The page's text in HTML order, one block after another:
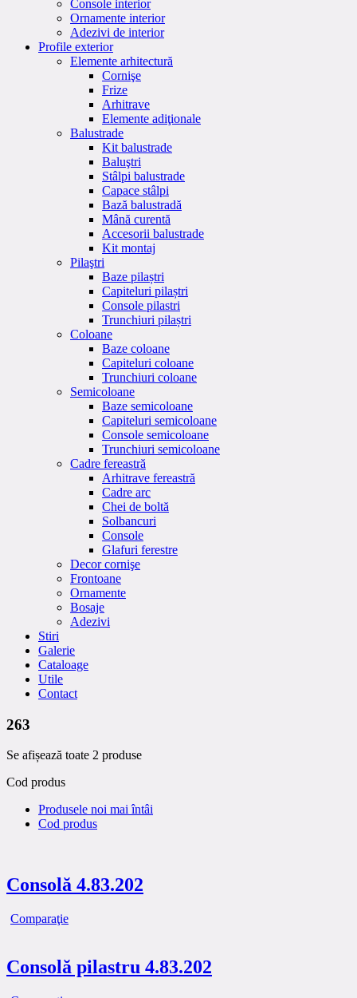
Console interior
Ornamente interior
Adezivi de interior
Profile exterior
Elemente arhitectură
Cornişe
Frize
Arhitrave
Elemente adiţionale
Balustrade
Kit balustrade
Baluştri
Stâlpi balustrade
Capace stâlpi
Bază balustradă
Mână curentă
Accesorii balustrade
Kit montaj
Pilaştri
Baze pilaștri
Capiteluri pilaștri
Console pilastri
Trunchiuri pilaștri
Coloane
Baze coloane
Capiteluri coloane
Trunchiuri coloane
Semicoloane
Baze semicoloane
Capiteluri semicoloane
Console semicoloane
Trunchiuri semicoloane
Cadre fereastră
Arhitrave fereastră
Cadre arc
Chei de boltă
Solbancuri
Console
Glafuri ferestre
Decor cornişe
Frontoane
Ornamente
Bosaje
Adezivi
Stiri
Galerie
Cataloage
Utile
Contact
263
Se afișează toate 2 produse
Cod produs
Produsele noi mai întâi
Cod produs
Consolă 4.83.202
Comparaţie
Consolă pilastru 4.83.202